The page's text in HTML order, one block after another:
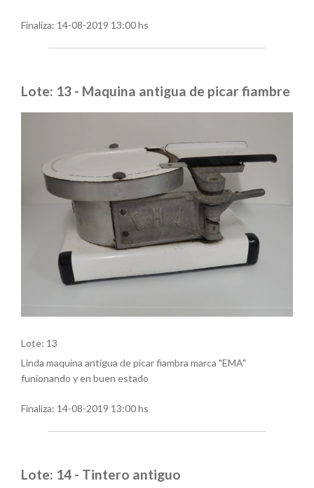
Finaliza: 14-08-2019 13:00 hs
Lote: 13 - Maquina antigua de picar fiambre
Lote: 13
Linda maquina antigua de picar fiambra marca "EMA"
funionando y en buen estado
Finaliza: 14-08-2019 13:00 hs
Lote: 14 - Tintero antiguo